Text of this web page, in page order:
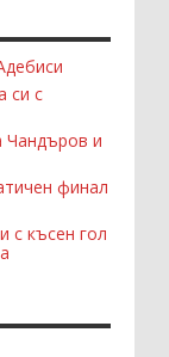
си с
Чандъров и
финал
с късен гол